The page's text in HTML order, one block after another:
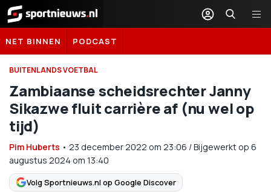
Sportnieuws.nl
NET BINNEN PODCAST
BUITENLANDS VOETBAL
Zambiaanse scheidsrechter Janny
Sikazwe fluit carrière af (nu wel op
tijd)
Pim Huberts • 23 december 2022 om 23:06 /Bijgewerkt op 6
augustus 2024 om 13:40
Volg Sportnieuws.nl op Google Discover